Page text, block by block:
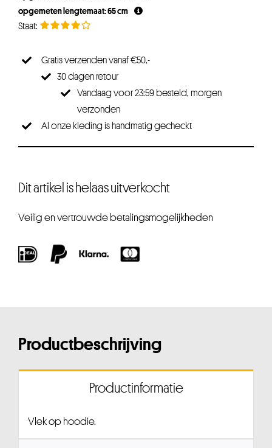
opgemeten lengtemaat: 65 cm
Gratis verzenden vanaf €50,-
30 dagen retour
Vandaag voor 23:59 besteld, morgen
verzonden
Al onze kleding is handmatig gecheckt
Dit artikel is helaas uitverkocht
Veilig en vertrouwde betalingsmogelijkheden
Productbeschrijving
Productinformatie
Vlek op hoodie.